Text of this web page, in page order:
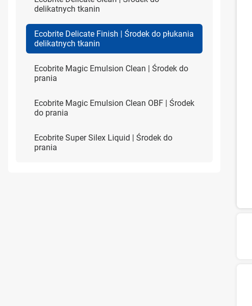
delikatnych tkanin
Ecobrite Delicate Finish | Środek do płukania
delikatnych tkanin
Ecobrite Magic Emulsion Clean | Środek do
prania
Ecobrite Magic Emulsion Clean OBF | Środek
do prania
Ecobrite Super Silex Liquid | Środek do
prania